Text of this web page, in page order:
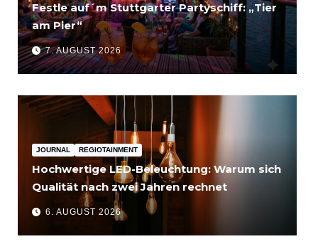
Festle auf´m Stuttgarter Partyschiff: „Tier
am Pier“
7. AUGUST 2026
JOURNAL REGIOTAINMENT
Hochwertige LED-Beleuchtung: Warum sich
Qualität nach zwei Jahren rechnet
6. AUGUST 2026